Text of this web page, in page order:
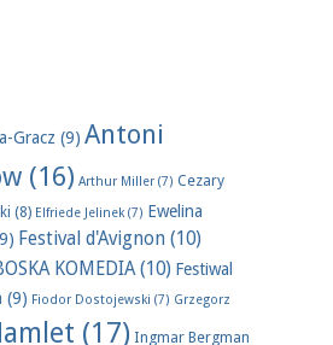
Gracz (9) Antoni
(16) Arthur Miller(7) Cezary
(8) Elfriede Jelinek(7) Ewelina
Festival d'Avignon (10)
KOMEDIA(10) Festiwal
(9) Fiodor Dostojewski (7) Grzegorz
(17) Ingmar Bergman